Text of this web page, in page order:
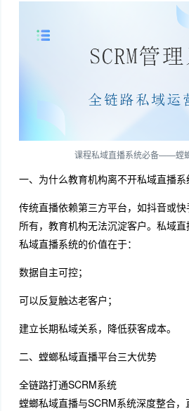
课程私域直播系统必备——螳
一、为什么教育机构离不开私域直播系
传统直播依赖第三方平台，如抖音或
所有，教育机构无法沉淀客户。私域直
私域直播系统的价值在于：
数据自主可控；
可以反复触达老客户；
建立长期私域关系，降低获客成本。
二、螳螂私域直播平台三大优势
全链路打通SCRM系统
螳螂私域直播与SCRM系统深度整合